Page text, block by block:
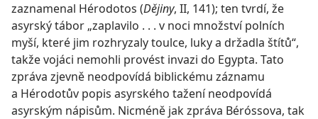
zaznamenal Hérodotos (Dějiny, II, 141); ten tvrdí, že
asyrský tábor „zaplavilo . . . v noci množství polních
myší, které jim rozhryzaly toulce, luky a držadla štítů“,
takže vojáci nemohli provést invazi do Egypta. Tato
zpráva zjevně neodpovídá biblickému záznamu
a Hérodotův popis asyrského tažení neodpovídá
asyrským nápisům. Nicméně jak zpráva Béróssova, tak